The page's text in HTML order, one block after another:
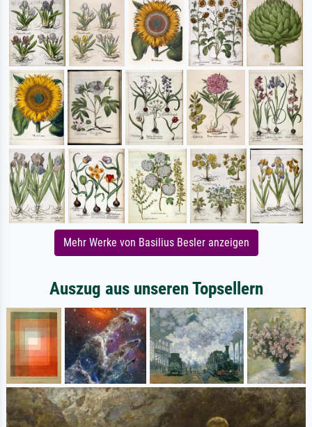
Mehr Werke von Basilius Besler anzeigen
Auszug aus unseren Topsellern